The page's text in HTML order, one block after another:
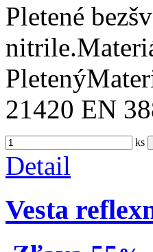
Pletené
21420 EN
ks
Detail
Vesta